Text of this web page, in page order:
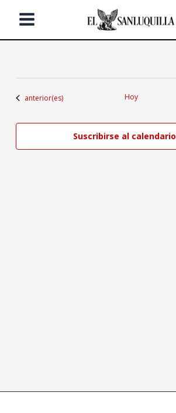
Eventos
anterior(es) Hoy
Suscribirse al calendario